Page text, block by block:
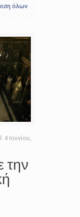
όλων
4 Ιουνίου,
την